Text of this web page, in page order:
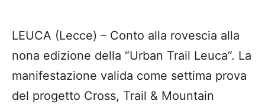
LEUCA (Lecce) – Conto alla rovescia alla
nona edizione della “Urban Trail Leuca”. La
manifestazione valida come settima prova
del progetto Cross, Trail & Mountain